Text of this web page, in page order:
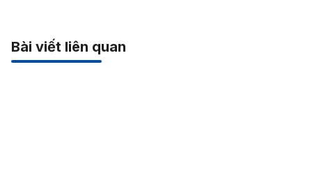
Bài viết liên quan